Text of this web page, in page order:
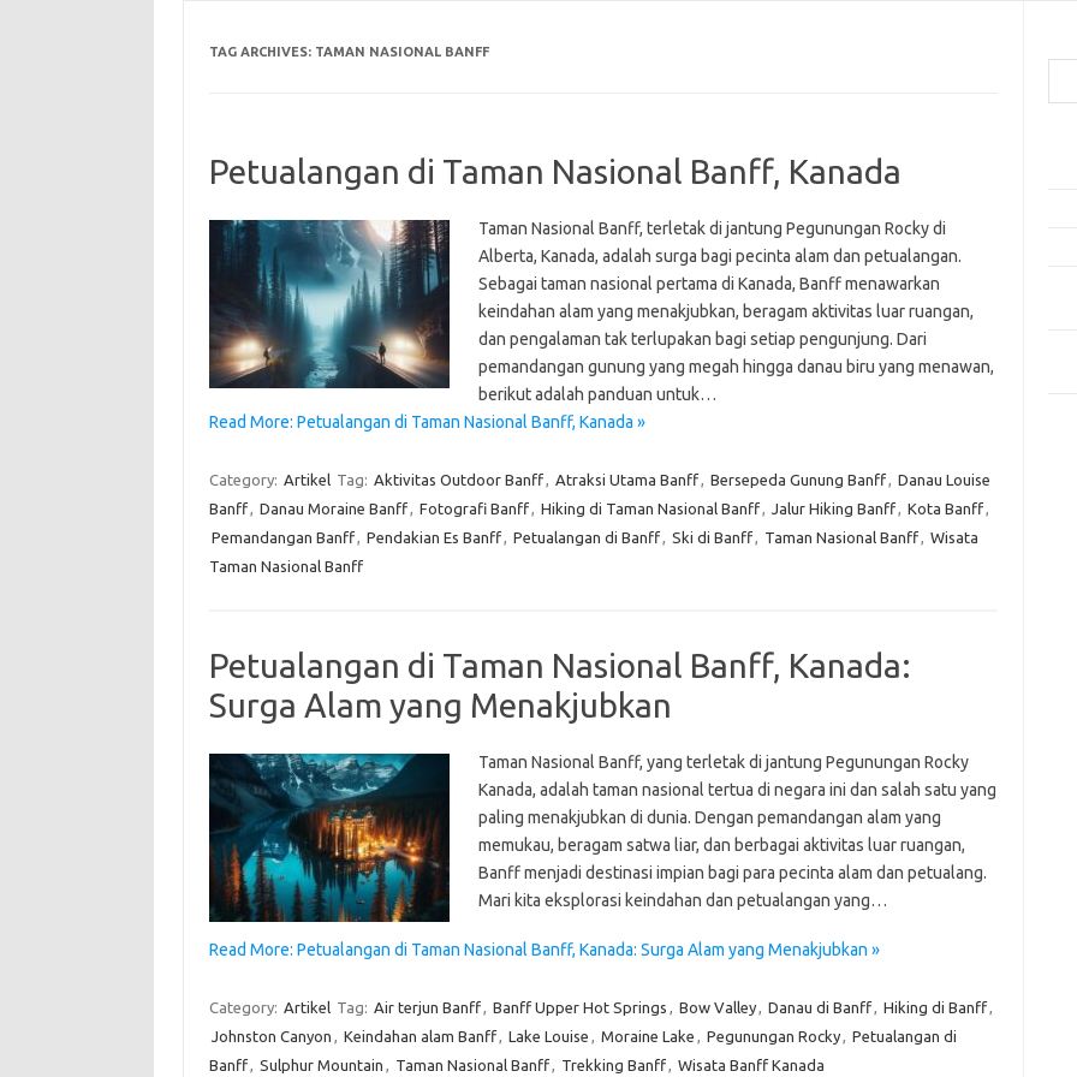
TAG ARCHIVES: TAMAN NASIONAL BANFF
Petualangan di Taman Nasional Banff, Kanada
Taman Nasional Banff, terletak di jantung Pegunungan Rocky di
Alberta, Kanada, adalah surga bagi pecinta alam dan petualangan.
Sebagai taman nasional pertama di Kanada, Banff menawarkan
keindahan alam yang menakjubkan, beragam aktivitas luar ruangan,
dan pengalaman tak terlupakan bagi setiap pengunjung. Dari
pemandangan gunung yang megah hingga danau biru yang menawan,
berikut adalah panduan untuk…
Read More: Petualangan di Taman Nasional Banff, Kanada »
Category: Artikel Tag: Aktivitas Outdoor Banff, Atraksi Utama Banff, Bersepeda Gunung Banff, Danau Louise
Banff, Danau Moraine Banff, Fotografi Banff, Hiking di Taman Nasional Banff, Jalur Hiking Banff, Kota Banff,
Pemandangan Banff, Pendakian Es Banff, Petualangan di Banff, Ski di Banff, Taman Nasional Banff, Wisata
Taman Nasional Banff
Petualangan di Taman Nasional Banff, Kanada:
Surga Alam yang Menakjubkan
Taman Nasional Banff, yang terletak di jantung Pegunungan Rocky
Kanada, adalah taman nasional tertua di negara ini dan salah satu yang
paling menakjubkan di dunia. Dengan pemandangan alam yang
memukau, beragam satwa liar, dan berbagai aktivitas luar ruangan,
Banff menjadi destinasi impian bagi para pecinta alam dan petualang.
Mari kita eksplorasi keindahan dan petualangan yang…
Read More: Petualangan di Taman Nasional Banff, Kanada: Surga Alam yang Menakjubkan »
Category: Artikel Tag: Air terjun Banff, Banff Upper Hot Springs , Bow Valley, Danau di Banff, Hiking di Banff,
Johnston Canyon , Keindahan alam Banff, Lake Louise , Moraine Lake , Pegunungan Rocky, Petualangan di
Banff, Sulphur Mountain , Taman Nasional Banff, Trekking Banff, Wisata Banff Kanada